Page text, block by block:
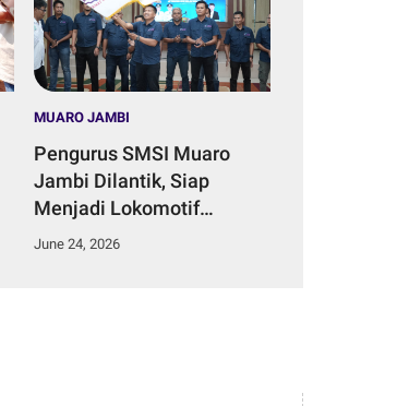
MUARO JAMBI
Pengurus SMSI Muaro
Jambi Dilantik, Siap
Menjadi Lokomotif
Penggerak Informasi yang
June 24, 2026